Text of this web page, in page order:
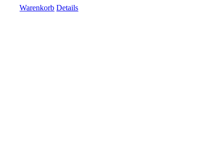
Warenkorb Details